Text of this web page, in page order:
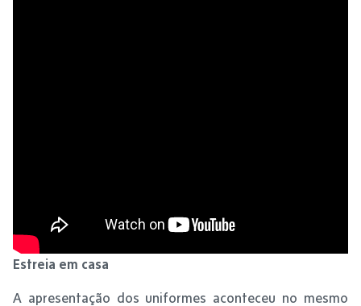
Estreia em casa
A apresentação dos uniformes aconteceu no mesmo